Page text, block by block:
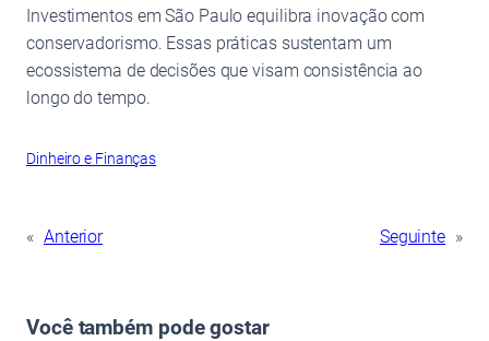
Investimentos em São Paulo equilibra inovação com
conservadorismo. Essas práticas sustentam um
ecossistema de decisões que visam consistência ao
longo do tempo.
Dinheiro e Finanças
« Anterior Seguinte »
Você também pode gostar